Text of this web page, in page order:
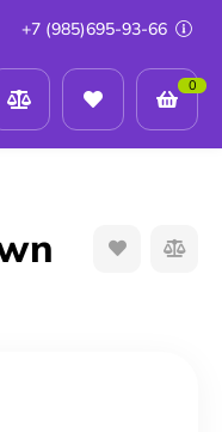
+7 (985)695-93-66
0